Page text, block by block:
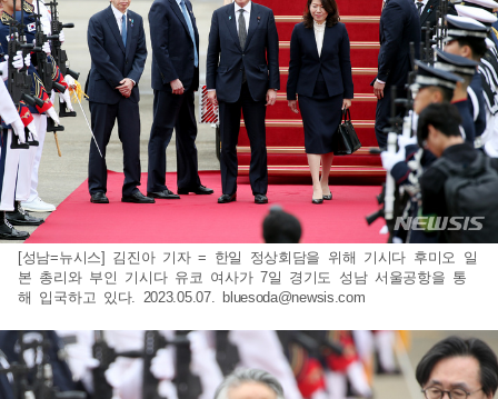
[성남=뉴시스] 김진아 기자 = 한일 정상회담을 위해 기시다 후미오 일
본 총리와 부인 기시다 유코 여사가 7일 경기도 성남 서울공항을 통
해 입국하고 있다. 2023.05.07.
bluesoda@newsis.com